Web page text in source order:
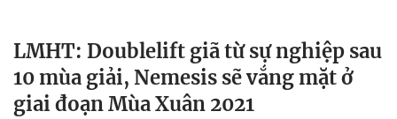
LMHT: Doublelift giã từ sự nghiệp sau
10 mùa giải, Nemesis sẽ vắng mặt ở
giai đoạn Mùa Xuân 2021